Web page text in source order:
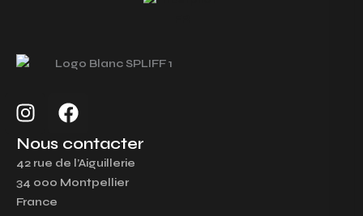
I
n
s
t
a
g
F
a
c
e
b
Nous contacter
42 rue de l’Aiguillerie
34 000 Montpellier
France